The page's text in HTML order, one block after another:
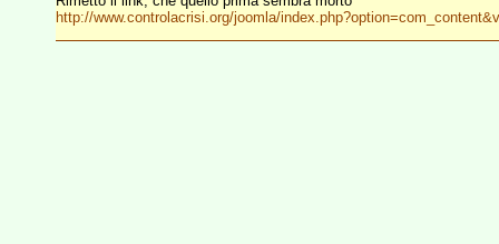
http://www.controlacrisi.org/joomla/